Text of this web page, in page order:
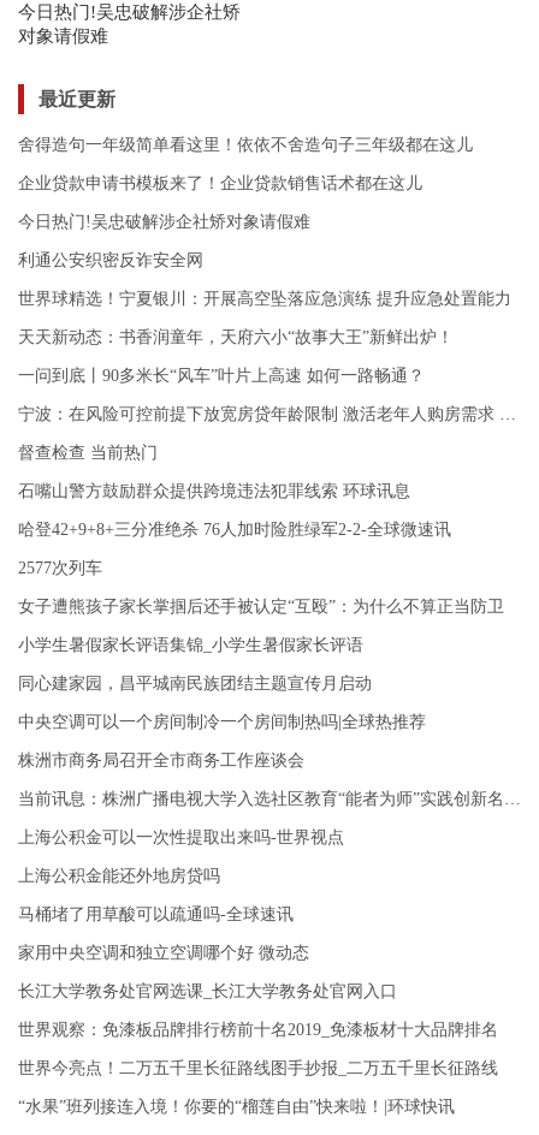
今日热门!吴忠破解涉企社矫
对象请假难
最近更新
舍得造句一年级简单看这里！依依不舍造句子三年级都在这儿
企业贷款申请书模板来了！企业贷款销售话术都在这儿
今日热门!吴忠破解涉企社矫对象请假难
利通公安织密反诈安全网
世界球精选！宁夏银川：开展高空坠落应急演练 提升应急处置能力
天天新动态：书香润童年，天府六小“故事大王”新鲜出炉！
一问到底丨90多米长“风车”叶片上高速 如何一路畅通？
督查检查 当前热门
石嘴山警方鼓励群众提供跨境违法犯罪线索 环球讯息
哈登42+9+8+三分准绝杀 76人加时险胜绿军2-2-全球微速讯
2577次列车
女子遭熊孩子家长掌掴后还手被认定“互殴”：为什么不算正当防卫
小学生暑假家长评语集锦_小学生暑假家长评语
同心建家园，昌平城南民族团结主题宣传月启动
中央空调可以一个房间制冷一个房间制热吗|全球热推荐
株洲市商务局召开全市商务工作座谈会
上海公积金可以一次性提取出来吗-世界视点
上海公积金能还外地房贷吗
马桶堵了用草酸可以疏通吗-全球速讯
家用中央空调和独立空调哪个好 微动态
长江大学教务处官网选课_长江大学教务处官网入口
世界观察：免漆板品牌排行榜前十名2019_免漆板材十大品牌排名
世界今亮点！二万五千里长征路线图手抄报_二万五千里长征路线
“水果”班列接连入境！你要的“榴莲自由”快来啦！|环球快讯